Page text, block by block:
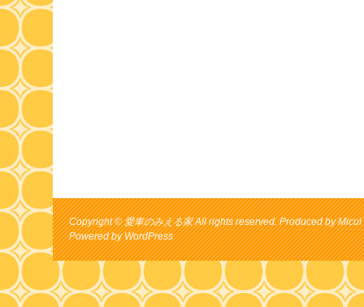
Copyright © 愛車のみえる家 All rights reserved. Produced by Micul
Powered byWordPress